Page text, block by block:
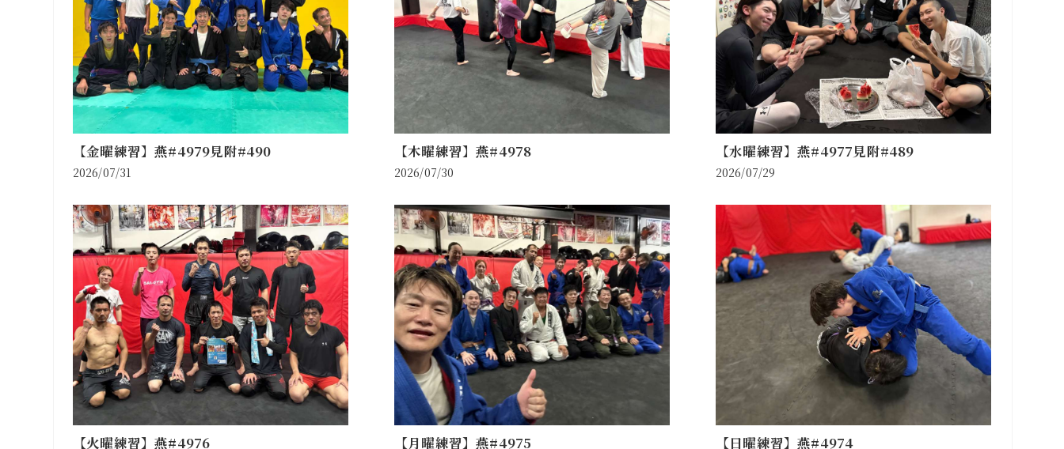
【金曜練習】燕#4979見附#490
2026/07/31
【木曜練習】燕#4978
2026/07/30
【水曜練習】燕#4977見附#489
2026/07/29
【火曜練習】燕#4976 【月曜練習】燕#4975 【日曜練習】燕#4974